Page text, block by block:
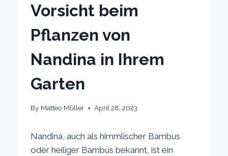
Vorsicht beim
Pflanzen von
Nandina in Ihrem
Garten
By Matteo Müller April 28, 2023
Nandina, auch als himmlischer Bambus
oder heiliger Bambus bekannt, ist ein